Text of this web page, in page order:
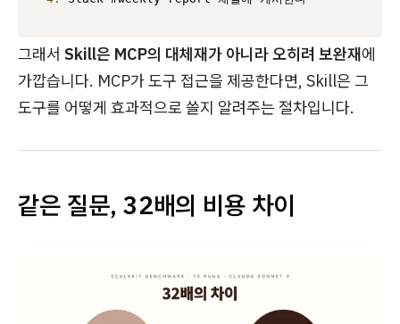
그래서 Skill은 MCP의 대체재가 아니라 오히려 보완재에
가깝습니다. MCP가 도구 접근을 제공한다면, Skill은 그
도구를 어떻게 효과적으로 쓸지 알려주는 절차입니다.
같은 질문, 32배의 비용 차이